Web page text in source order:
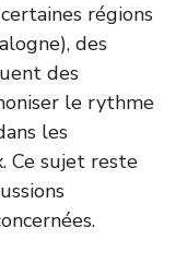
régions
des
des
le rythme
les
Ce sujet reste